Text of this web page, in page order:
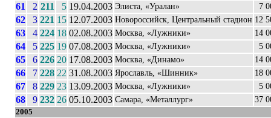
61 2 211 5 19.04.2003 Элиста, «Уралан» 7
62 3 221 15 12.07.2003 Новороссийск, Центральный стадион 12
63 4 224 18 02.08.2003 Москва, «Лужники» 14
64 5 225 19 07.08.2003 Москва, «Лужники» 5
65 6 226 20 17.08.2003 Москва, «Динамо» 14
66 7 228 22 31.08.2003 Ярославль, «Шинник» 18
67 8 229 23 13.09.2003 Москва, «Лужники» 5
68 9 232 26 05.10.2003 Самара, «Металлург» 37
2005